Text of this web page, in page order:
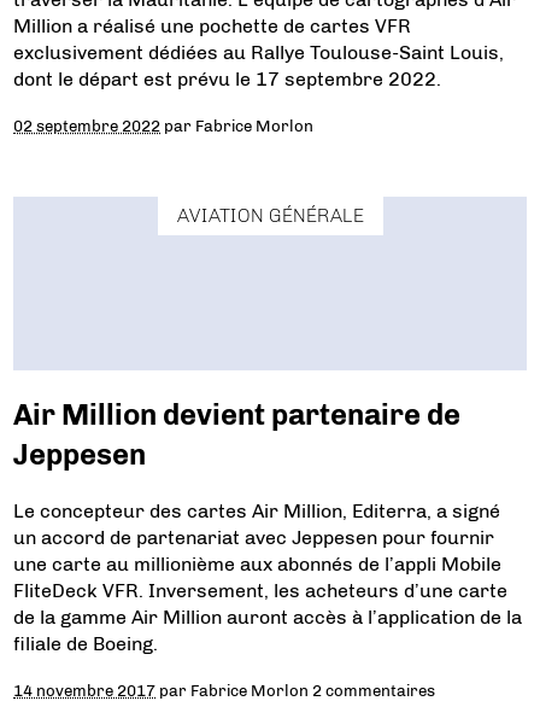
Million a réalisé une pochette de cartes VFR
exclusivement dédiées au Rallye Toulouse-Saint Louis,
dont le départ est prévu le 17 septembre 2022.
02 septembre 2022 par Fabrice Morlon
AVIATION GÉNÉRALE
Air Million devient partenaire de
Jeppesen
Le concepteur des cartes Air Million, Editerra, a signé
un accord de partenariat avec Jeppesen pour fournir
une carte au millionième aux abonnés de l’appli Mobile
FliteDeck VFR. Inversement, les acheteurs d’une carte
de la gamme Air Million auront accès à l’application de la
filiale de Boeing.
14 novembre 2017 par Fabrice Morlon 2 commentaires